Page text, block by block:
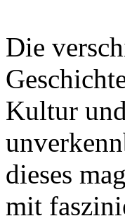
Die
Kultur
dieses
mit